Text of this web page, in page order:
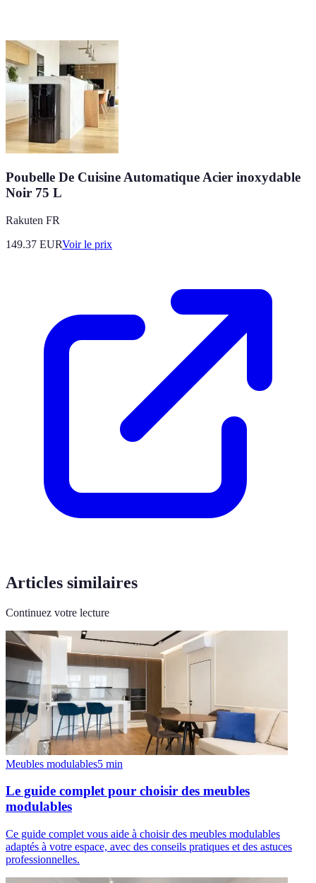
Poubelle De Cuisine Automatique Acier inoxydable
Noir 75 L
Rakuten FR
149.37 EURVoir le prix
Articles similaires
Continuez votre lecture
Meubles modulables5 min
Le guide complet pour choisir des meubles
modulables
Ce guide complet vous aide à choisir des meubles modulables
adaptés à votre espace, avec des conseils pratiques et des astuces
professionnelles.